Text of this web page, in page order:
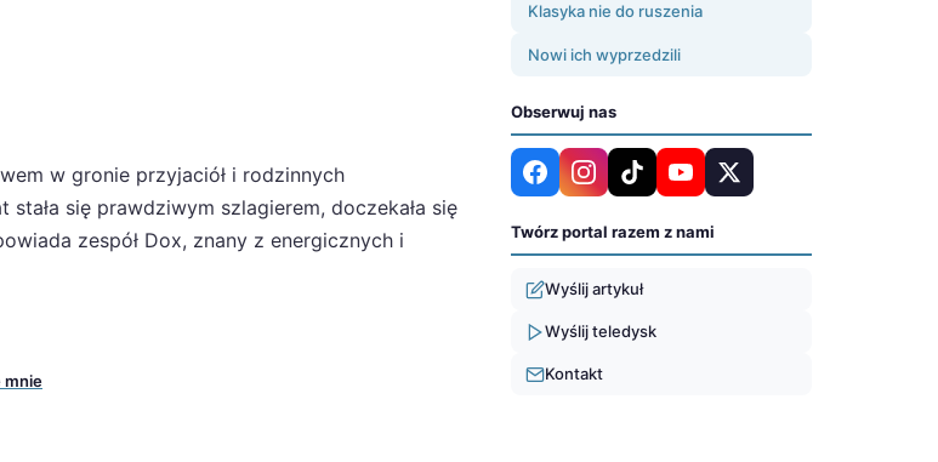
w gronie przyjaciół i rodzinnych
się prawdziwym szlagierem, doczekała się
zespół Dox, znany z energicznych i
mnie
Klasyka nie do ruszenia
Nowi ich wyprzedzili
Obserwuj nas
Twórz portal razem z nami
Wyślij artykuł
Wyślij teledysk
Kontakt